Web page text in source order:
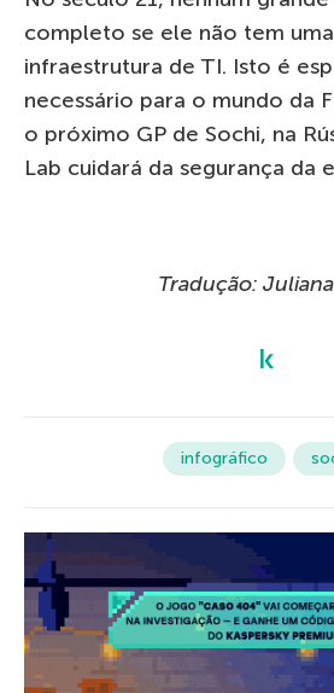
completo se ele não tem
infraestrutura de TI. Isto é
necessário para o mundo da
o próximo GP de Sochi, na
Lab cuidará da segurança da
Tradução:
infográfico